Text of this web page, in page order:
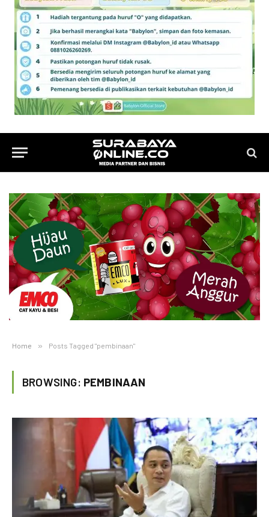
Home » Posts Tagged "pembinaan"
BROWSING: PEMBINAAN